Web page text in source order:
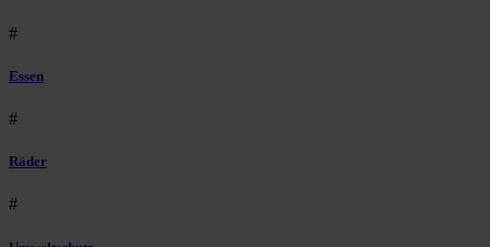
#
Essen
#
Räder
#